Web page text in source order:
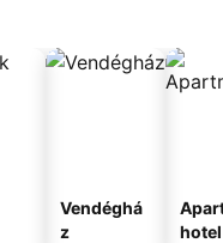
Vendéghá
z
hotel